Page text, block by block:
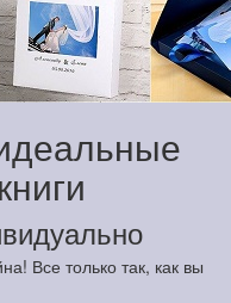
Все только так, как вы